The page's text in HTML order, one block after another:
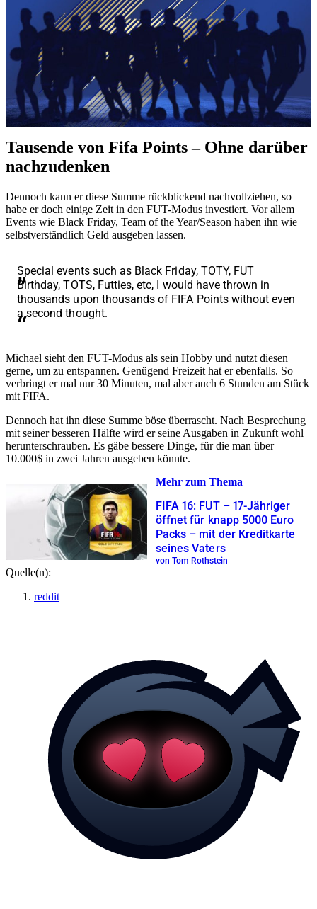
Tausende von Fifa Points – Ohne darüber
nachzudenken
Dennoch kann er diese Summe rückblickend nachvollziehen, so
habe er doch einige Zeit in den FUT-Modus investiert. Vor allem
Events wie Black Friday, Team of the Year/Season haben ihn wie
selbstverständlich Geld ausgeben lassen.
Special events such as Black Friday, TOTY, FUT
Birthday, TOTS, Futties, etc, I would have thrown in
thousands upon thousands of FIFA Points without even
a second thought.
Michael sieht den FUT-Modus als sein Hobby und nutzt diesen
gerne, um zu entspannen. Genügend Freizeit hat er ebenfalls. So
verbringt er mal nur 30 Minuten, mal aber auch 6 Stunden am Stück
mit FIFA.
Dennoch hat ihn diese Summe böse überrascht. Nach Besprechung
mit seiner besseren Hälfte wird er seine Ausgaben in Zukunft wohl
herunterschrauben. Es gäbe bessere Dinge, für die man über
10.000$ in zwei Jahren ausgeben könnte.
Mehr zum Thema
FIFA 16: FUT – 17-Jähriger
öffnet für knapp 5000 Euro
Packs – mit der Kreditkarte
seines Vaters
von Tom Rothstein
Quelle(n):
reddit